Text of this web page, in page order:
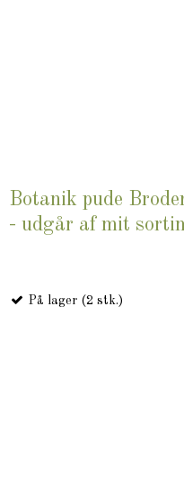
Botanik pude
- udgår af mit
På lager (2 stk.)